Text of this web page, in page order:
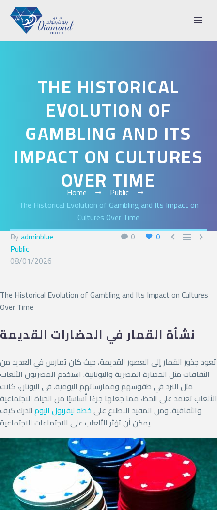
English
THE HISTORICAL
EVOLUTION OF
GAMBLING AND ITS
IMPACT ON CULTURES
OVER TIME
Home
Public
The Historical Evolution of Gambling and Its Impact on
Cultures Over Time
0
0   
Byadminblue
Public
08/01/2026
The Historical Evolution of Gambling and Its Impact on Cultures
Over Time
نشأة القمار في الحضارات القديمة
تعود جذور القمار إلى العصور القديمة، حيث كان يُمارس في العديد من
الثقافات مثل الحضارة المصرية واليونانية. استخدم المصريون الألعاب
مثل النرد في طقوسهم وممارساتهم اليومية. في اليونان، كانت
الألعاب تعتمد على الحظ، مما جعلها جزءًا أساسيًا من الحياة الاجتماعية
والثقافية. ومن المفيد الاطلاع علىخطة ليفربول اليوملتدرك كيف
يمكن أن تؤثر الألعاب على الاجتماعات الاجتماعية.